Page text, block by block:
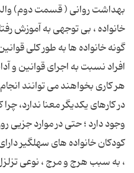
بهداشت روانی ( قسمت دوم)
خانواده ، بی توجهی به آموزش
گونه خانواده ها به طور كلی
افراد نسبت به اجرای قوانین و
هر كاری بخواهند می توانند
در كارهای یكدیگر معنا ندارد،
وجود دارد ؛ حتی در موارد جزیی
كودكان خانواده های سهلگیر
، به سبب هرج و مرج ، نوعی